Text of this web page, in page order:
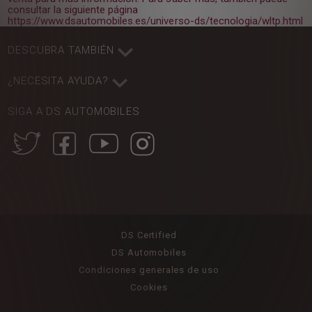
consultar la siguiente página
https://www.dsautomobiles.es/universo-ds/tecnologia/wltp.html
DESCUBRA TAMBIÉN
¿NECESITA AYUDA?
SIGA A DS AUTOMOBILES
DS Certified
DS Automobiles
Condiciones generales de uso
Cookies